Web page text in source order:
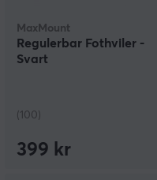
MaxMount
Regulerbar Fothviler -
Svart
(100)
399 kr